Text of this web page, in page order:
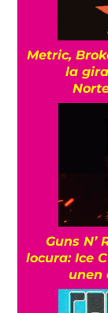
Metric,
la
Guns N’
locura: Ice
unen